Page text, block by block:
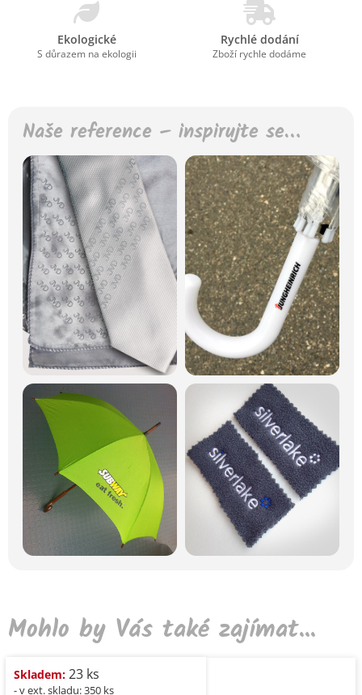
Ekologické
S důrazem na ekologii
Rychlé dodání
Zboží rychle dodáme
Naše reference – inspirujte se…
Mohlo by Vás také zajímat...
Skladem: 23 ks
- v ext. skladu: 350 ks